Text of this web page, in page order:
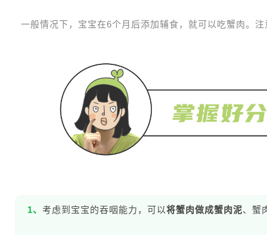
一般情况下，宝宝在6个月后添加辅食，就可以吃蟹肉。注
1、 考虑到宝宝的吞咽能力，可以将蟹肉做成蟹肉泥、蟹